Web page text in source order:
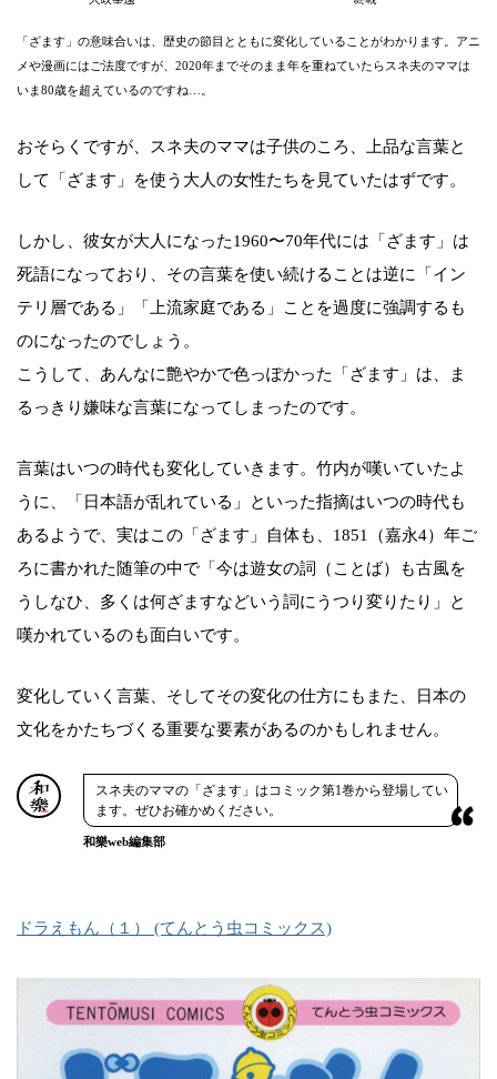
「ざます」の意味合いは、歴史の節目とともに変化していることがわかります。アニ
メや漫画にはご法度ですが、2020年までそのまま年を重ねていたらスネ夫のママは
いま80歳を超えているのですね…。
おそらくですが、スネ夫のママは子供のころ、上品な言葉と
して「ざます」を使う大人の女性たちを見ていたはずです。
しかし、彼女が大人になった1960〜70年代には「ざます」は
死語になっており、その言葉を使い続けることは逆に「イン
テリ層である」「上流家庭である」ことを過度に強調するも
のになったのでしょう。
こうして、あんなに艶やかで色っぽかった「ざます」は、ま
るっきり嫌味な言葉になってしまったのです。
言葉はいつの時代も変化していきます。竹内が嘆いていたよ
うに、「日本語が乱れている」といった指摘はいつの時代も
あるようで、実はこの「ざます」自体も、1851（嘉永4）年ご
ろに書かれた随筆の中で「今は遊女の詞（ことば）も古風を
うしなひ、多くは何ざますなどいう詞にうつり変りたり」と
嘆かれているのも面白いです。
変化していく言葉、そしてその変化の仕方にもまた、日本の
文化をかたちづくる重要な要素があるのかもしれません。
スネ夫のママの「ざます」はコミック第1巻から登場してい
ます。ぜひお確かめください。
和樂web編集部
ドラえもん（１） (てんとう虫コミックス)